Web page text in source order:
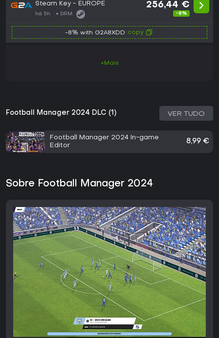
Steam Key - EUROPE
há 5h DRM:
256,44 €
-8%
-8% with G2A8XDD copy
+Mais
Football Manager 2024 DLC (1) VER TUDO
Football Manager 2024 In-game
Editor
8,99 €
Sobre Football Manager 2024